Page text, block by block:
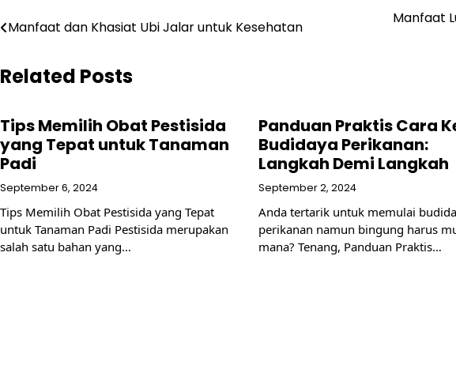
Post
Manfaat dan Khasiat Ubi Jalar untuk Kesehatan
Manfaat
Related Posts
Tips Memilih Obat Pestisida
yang Tepat untuk Tanaman
Padi
September 6, 2024
Tips Memilih Obat Pestisida yang Tepat
untuk Tanaman Padi Pestisida merupakan
salah satu bahan yang…
Panduan Praktis Cara
Budidaya Perikanan:
Langkah Demi Langkah
September 2, 2024
Anda tertarik untuk memulai
perikanan namun bingung harus
mana? Tenang, Panduan Praktis…